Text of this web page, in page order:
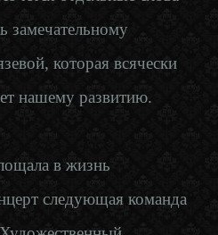
замечательному
которая всячески
нашему развитию.
в жизнь
следующая команда